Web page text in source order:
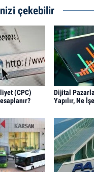
çekebilir
(CPC)
Dijital
Yapılır, Ne